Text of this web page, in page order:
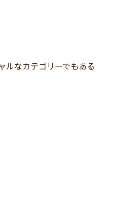
ルなカテゴリーでもある